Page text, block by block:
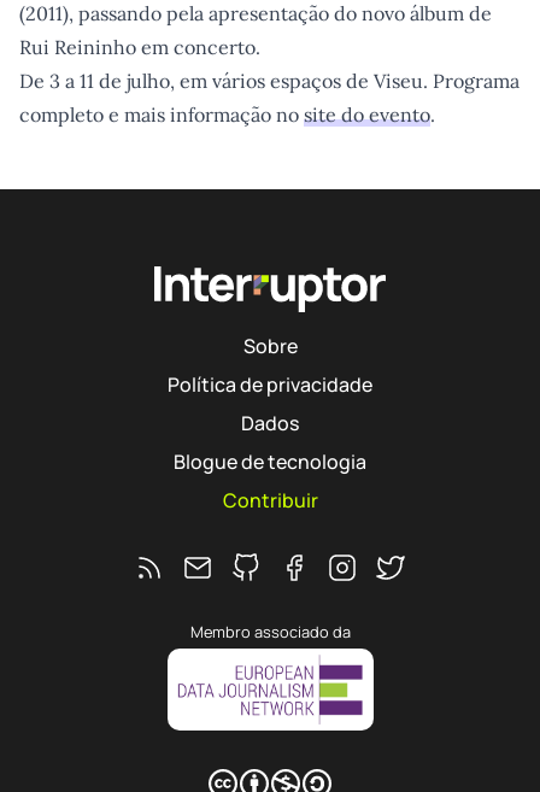
(2011), passando pela apresentação do novo álbum de
Rui Reininho em concerto.
De 3 a 11 de julho, em vários espaços de Viseu. Programa
completo e mais informação no site do evento.
Sobre
Política de privacidade
Dados
Blogue de tecnologia
Contribuir
Membro associado da
CC BY-NC-SA